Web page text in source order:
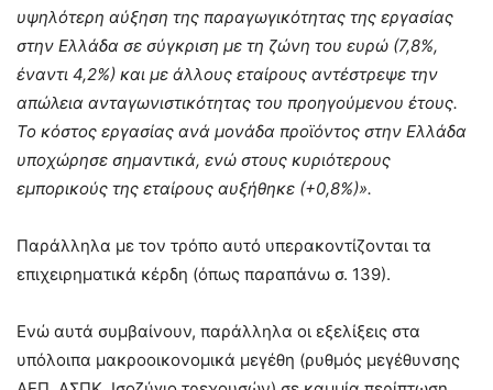
υψηλότερη αύξηση της παραγωγικότητας της εργασίας
στην Ελλάδα σε σύγκριση με τη ζώνη του ευρώ (7,8%,
έναντι 4,2%) και με άλλους εταίρους αντέστρεψε την
απώλεια ανταγωνιστικότητας του προηγούμενου έτους.
Το κόστος εργασίας ανά μονάδα προϊόντος στην Ελλάδα
υποχώρησε σημαντικά, ενώ στους κυριότερους
εμπορικούς της εταίρους αυξήθηκε (+0,8%)».
Παράλληλα με τον τρόπο αυτό υπερακοντίζονται τα
επιχειρηματικά κέρδη (όπως παραπάνω σ. 139).
Ενώ αυτά συμβαίνουν, παράλληλα οι εξελίξεις στα
υπόλοιπα μακροοικονομικά μεγέθη (ρυθμός μεγέθυνσης